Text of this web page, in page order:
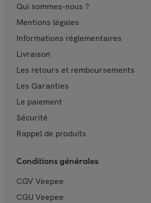
Qui sommes-nous ?
Mentions légales
Informations réglementaires
Livraison
Les retours et remboursements
Les Garanties
Le paiement
Sécurité
Rappel de produits
Conditions générales
CGV Veepee
CGU Veepee